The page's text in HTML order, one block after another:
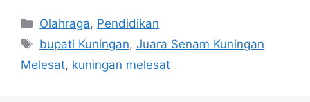
Kategori
Olahraga, Pendidikan
Tag
bupati Kuningan,Juara Senam Kuningan
Melesat, kuningan melesat